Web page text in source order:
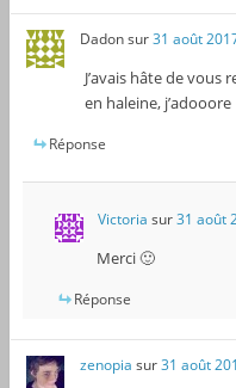
Dadonsur31 août
J’avais hâte de
en haleine, j’adooore
Réponse
Victoria sur31 août
Merci 🙂
Réponse
zenopia sur31 août